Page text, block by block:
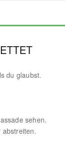
du glaubst.
sehen.
abstreiten.